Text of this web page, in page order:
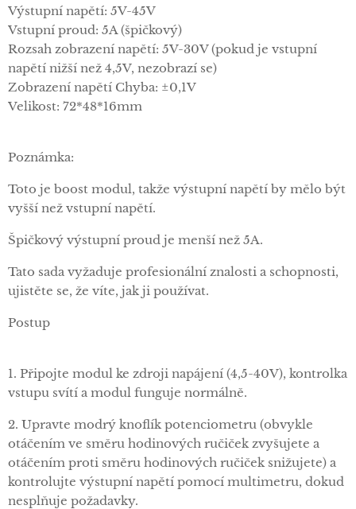
Výstupní napětí: 5V-45V
Vstupní proud: 5A (špičkový)
Rozsah zobrazení napětí: 5V-30V (pokud je vstupní
napětí nižší než 4,5V, nezobrazí se)
Zobrazení napětí Chyba: ±0,1V
Velikost: 72*48*16mm
Poznámka:
Toto je boost modul, takže výstupní napětí by mělo být
vyšší než vstupní napětí.
Špičkový výstupní proud je menší než 5A.
Tato sada vyžaduje profesionální znalosti a schopnosti,
ujistěte se, že víte, jak ji používat.
Postup
1. Připojte modul ke zdroji napájení (4,5-40V), kontrolka
vstupu svítí a modul funguje normálně.
2. Upravte modrý knoflík potenciometru (obvykle
otáčením ve směru hodinových ručiček zvyšujete a
otáčením proti směru hodinových ručiček snižujete) a
kontrolujte výstupní napětí pomocí multimetru, dokud
nesplňuje požadavky.